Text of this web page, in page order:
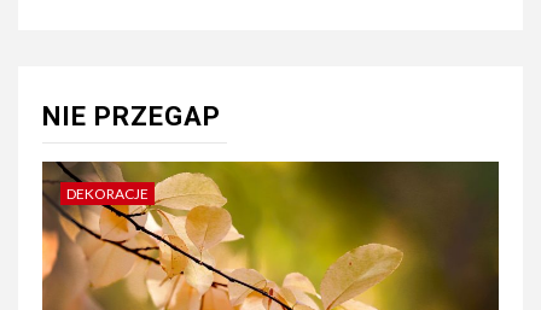
NIE PRZEGAP
DEKORACJE